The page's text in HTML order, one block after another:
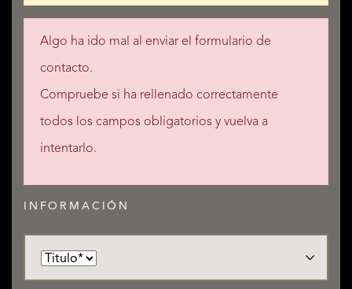
Algo ha ido mal al enviar el formulario de
contacto.
Compruebe si ha rellenado correctamente
todos los campos obligatorios y vuelva a
intentarlo.
INFORMACIÓN